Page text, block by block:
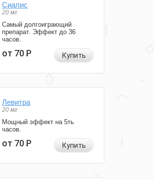
Сиалис
20 мг
Самый долгоиграющий
препарат. Эффект до 36
часов.
от 70Р Купить
Левитра
20 мг
Мощный эффект на 5ть
часов.
от 70Р Купить